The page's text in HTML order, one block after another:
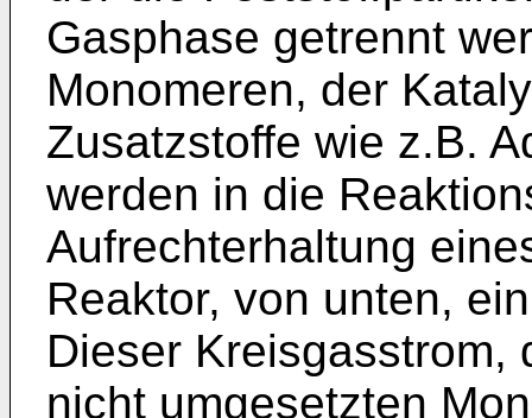
Gasphase getrennt
Monomeren, der
Zusatzstoffe wie z.B.
werden in die
Aufrechterhaltung
Reaktor, von unten,
Dieser Kreisgasstrom,
nicht umgesetzten